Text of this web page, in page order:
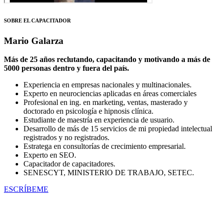
SOBRE EL CAPACITADOR
Mario Galarza
Más de 25 años reclutando, capacitando y motivando a más de
5000 personas dentro y fuera del país.
Experiencia en empresas nacionales y multinacionales.
Experto en neurociencias aplicadas en áreas comerciales
Profesional en ing. en marketing, ventas, masterado y
doctorado en psicología e hipnosis clínica.
Estudiante de maestría en experiencia de usuario.
Desarrollo de más de 15 servicios de mi propiedad intelectual
registrados y no registrados.
Estratega en consultorías de crecimiento empresarial.
Experto en SEO.
Capacitador de capacitadores.
SENESCYT, MINISTERIO DE TRABAJO, SETEC.
ESCRÍBEME